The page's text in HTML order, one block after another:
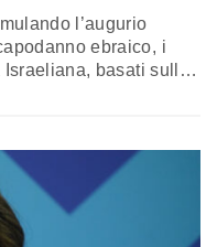
l’augurio
ebraico, i
basati sulla